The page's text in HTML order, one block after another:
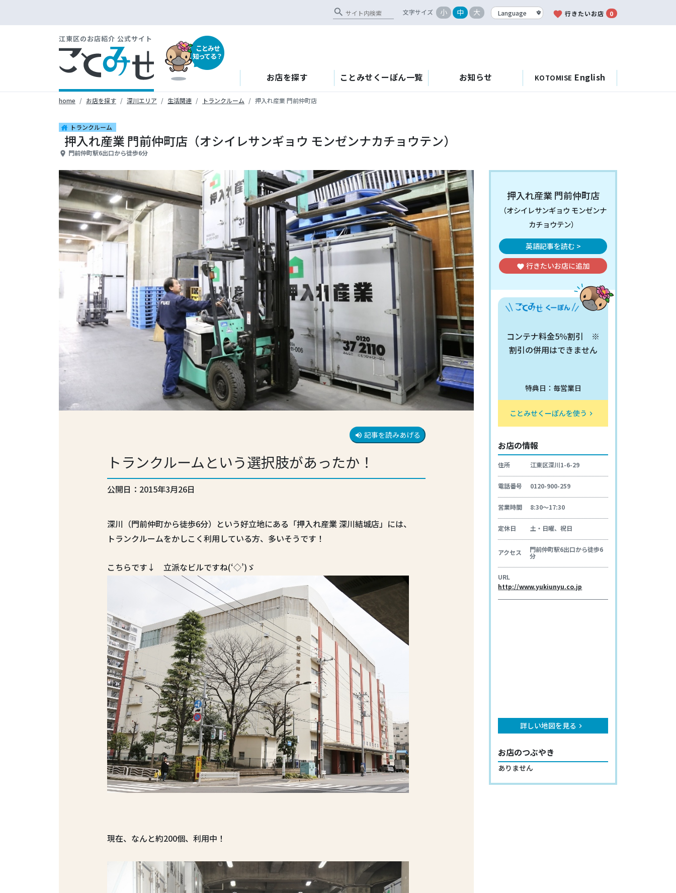
search 文字サイズ 小 中 大 favorite 行きたいお店 0
江東区のお店紹介 公式サイト
ことみせ
知ってる？
お店を探す ことみせくーぽん一覧 お知らせ KOTOMISE English
home お店を探す 深川エリア 生活関連 トランクルーム 押入れ産業 門前仲町店
house トランクルーム
押入れ産業 門前仲町店（オシイレサンギョウ モンゼンナカチョウテン）
place 門前仲町駅6出口から徒歩6分
volume_up 記事を読みあげる
トランクルームという選択肢があったか！
公開日：2015年3月26日
深川（門前仲町から徒歩6分）という好立地にある「押入れ産業 深川結城店」には、
トランクルームをかしこく利用している方、多いそうです！
こちらです↓ 立派なビルですね(‘◇’)ゞ
現在、なんと約200個、利用中！
押入れ産業 門前仲町店
（オシイレサンギョウ モンゼンナ
カチョウテン）
英語記事を読む >
favorite 行きたいお店に追加
コンテナ料金5％割引 ※
割引の併用はできません
特典日：毎営業日
ことみせくーぽんを使う keyboard_arrow_right
お店の情報
住所 江東区深川1-6-29
電話番号 0120-900-259
営業時間 8:30～17:30
定休日 土・日曜、祝日
アクセス 門前仲町駅6出口から徒歩6
分
URL
http://www.yukiunyu.co.jp
詳しい地図を見る keyboard_arrow_right
お店のつぶやき
ありません